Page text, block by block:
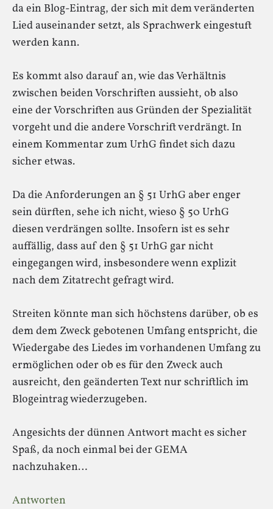
da ein Blog-Eintrag, der sich mit dem veränderten
Lied auseinander setzt, als Sprachwerk eingestuft
werden kann.
Es kommt also darauf an, wie das Verhältnis
zwischen beiden Vorschriften aussieht, ob also
eine der Vorschriften aus Gründen der Spezialität
vorgeht und die andere Vorschrift verdrängt. In
einem Kommentar zum UrhG findet sich dazu
sicher etwas.
Da die Anforderungen an § 51 UrhG aber enger
sein dürften, sehe ich nicht, wieso § 50 UrhG
diesen verdrängen sollte. Insofern ist es sehr
auffällig, dass auf den § 51 UrhG gar nicht
eingegangen wird, insbesondere wenn explizit
nach dem Zitatrecht gefragt wird.
Streiten könnte man sich höchstens darüber, ob es
dem dem Zweck gebotenen Umfang entspricht, die
Wiedergabe des Liedes im vorhandenen Umfang zu
ermöglichen oder ob es für den Zweck auch
ausreicht, den geänderten Text nur schriftlich im
Blogeintrag wiederzugeben.
Angesichts der dünnen Antwort macht es sicher
Spaß, da noch einmal bei der GEMA
nachzuhaken…
Antworten